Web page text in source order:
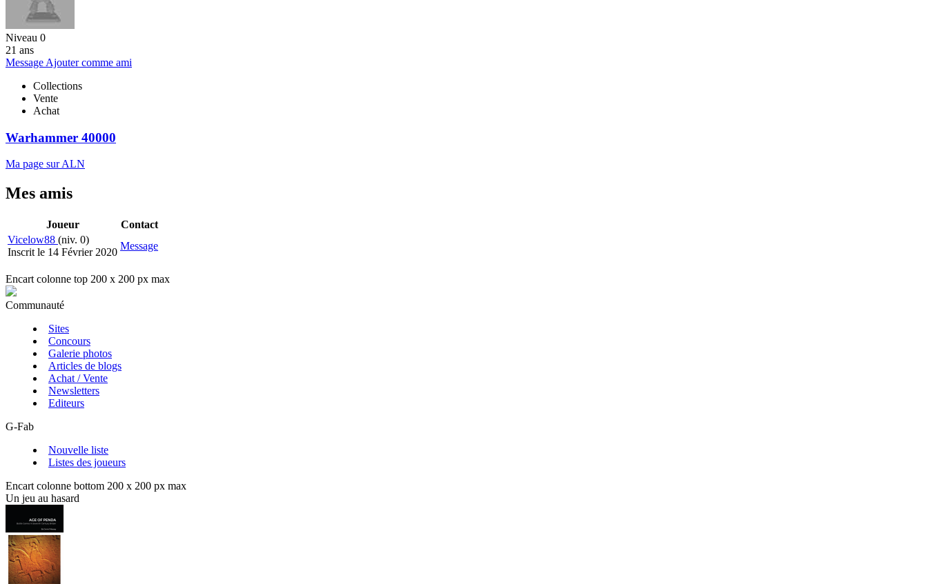
Niveau 0
21 ans
Message Ajouter comme ami
Collections
Vente
Achat
Warhammer 40000
Ma page sur ALN
Mes amis
Joueur
Contact
Vicelow88 (niv. 0)
Inscrit le 14 Février 2020
Message
Encart colonne top 200 x 200 px max
Communauté
Sites
Concours
Galerie photos
Articles de blogs
Achat / Vente
Newsletters
Editeurs
G-Fab
Nouvelle liste
Listes des joueurs
Encart colonne bottom 200 x 200 px max
Un jeu au hasard